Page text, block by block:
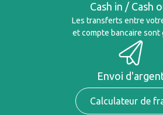
Cash in / Cash
Les transferts entre
et compte bancaire sont
Envoi
Calculateur de